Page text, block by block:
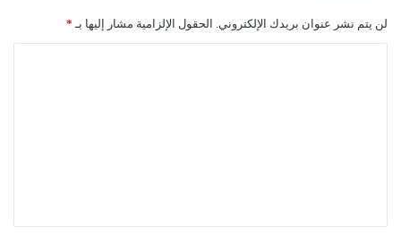
لن يتم نشر عنوان بريدك الإلكتروني. الحقول الإلزامية مشار إليها بـ *